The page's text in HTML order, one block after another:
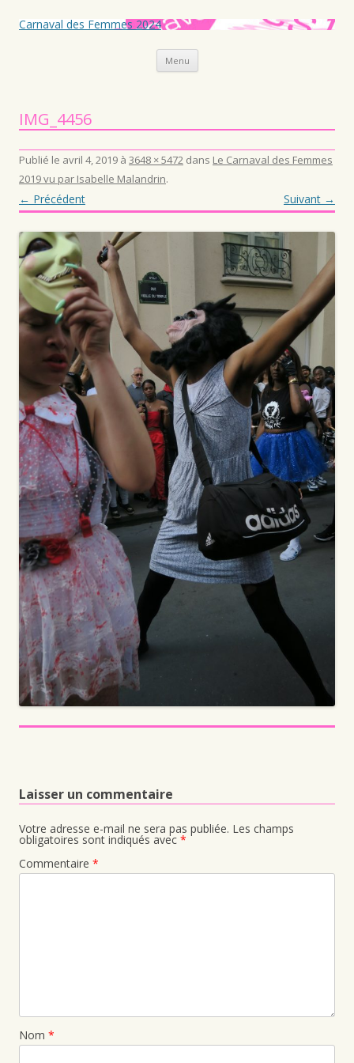
Carnaval des Femmes 2024
Menu Aller au contenu principal
IMG_4456
Publié le avril 4, 2019 à 3648 × 5472 dans Le Carnaval des Femmes
2019 vu par Isabelle Malandrin.
← Précédent Suivant →
Laisser un commentaire
Votre adresse e-mail ne sera pas publiée. Les champs
obligatoires sont indiqués avec *
Commentaire *
Nom *